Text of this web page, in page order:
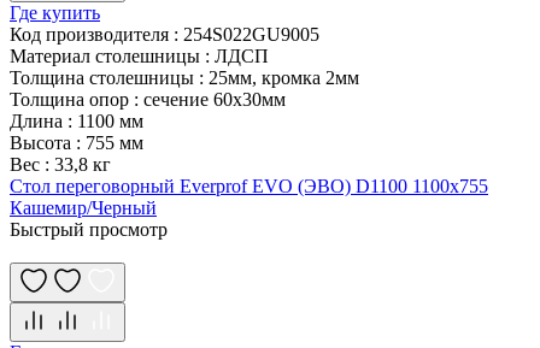
Где купить
Код производителя : 254S022GU9005
Материал столешницы : ЛДСП
Толщина столешницы : 25мм, кромка 2мм
Толщина опор : сечение 60х30мм
Длина : 1100 мм
Высота : 755 мм
Вес : 33,8 кг
Стол переговорный Everprof EVO (ЭВО) D1100 1100x755
Кашемир/Черный
Быстрый просмотр